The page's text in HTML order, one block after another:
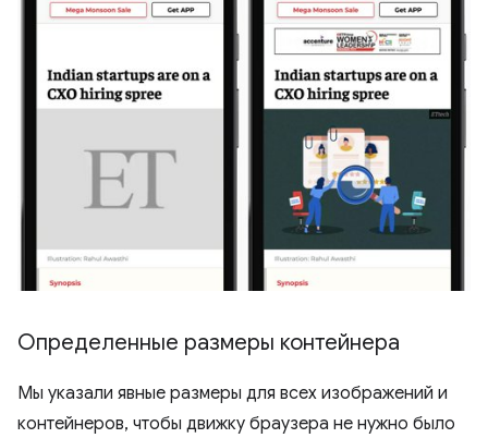
Определенные размеры контейнера
Мы указали явные размеры для всех изображений и
контейнеров, чтобы движку браузера не нужно было